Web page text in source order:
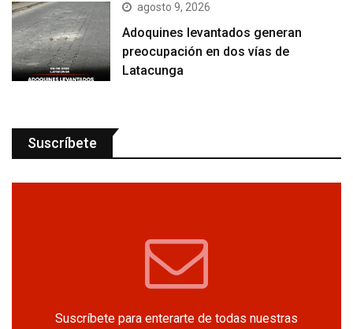
agosto 9, 2026
Adoquines levantados generan
preocupación en dos vías de
Latacunga
Suscríbete
Suscríbete para enterarte de todas nuestras